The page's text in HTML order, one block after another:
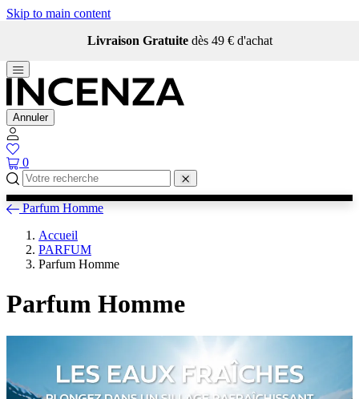
Skip to main content
Livraison Gratuite dès 49 € d'achat
Annuler
0
Parfum Homme
Accueil
PARFUM
Parfum Homme
Parfum Homme